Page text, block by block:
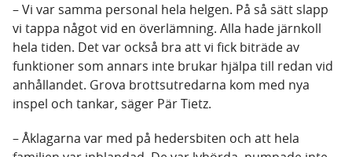
– Vi var samma personal hela helgen. På så sätt slapp
vi tappa något vid en överlämning. Alla hade järnkoll
hela tiden. Det var också bra att vi fick biträde av
funktioner som annars inte brukar hjälpa till redan vid
anhållandet. Grova brottsutredarna kom med nya
inspel och tankar, säger Pär Tietz.
– Åklagarna var med på hedersbiten och att hela